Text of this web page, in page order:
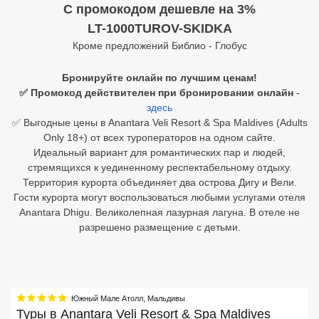
C промокодом дешевле на 3%
LT-1000TUROV-SKIDKA
Кроме предложений Библио - Глобус
Бронируйте онлайн по лучшим ценам!
✅ Промокод действителен при бронировании онлайн -
здесь
✅ Выгодные цены в Anantara Veli Resort & Spa Maldives (Adults
Only 18+) от всех туроператоров на одном сайте.
Идеальный вариант для романтических пар и людей,
стремящихся к уединенному респектабельному отдыху.
Территория курорта объединяет два острова Дигу и Вели.
Гости курорта могут воспользоваться любыми услугами отеля
Anantara Dhigu. Великолепная лазурная лагуна. В отеле не
разрешено размещение с детьми.
Южный Мале Атолл, Мальдивы
Туры в Anantara Veli Resort & Spa Maldives
Шри Ланка
Вьетнам
Хайнань
Северный Гоа
Большой Сочи